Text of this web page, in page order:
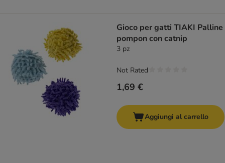
Gioco per gatti TIAKI Palline
pompon con catnip
3 pz
1,69 €
Not Rated
Aggiungi al carrello